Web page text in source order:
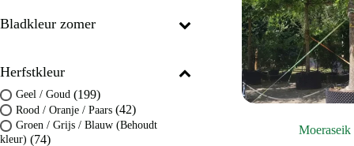
Bladkleur zomer
Herfstkleur
Geel / Goud (199)
Rood / Oranje / Paars (42)
Groen / Grijs / Blauw (Behoudt
kleur) (74)